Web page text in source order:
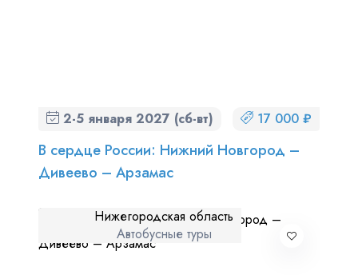
2-5 января 2027 (сб-вт) 17 000 ₽
В сердце России: Нижний Новгород –
Дивеево – Арзамас
Нижегородская область
Автобусные туры